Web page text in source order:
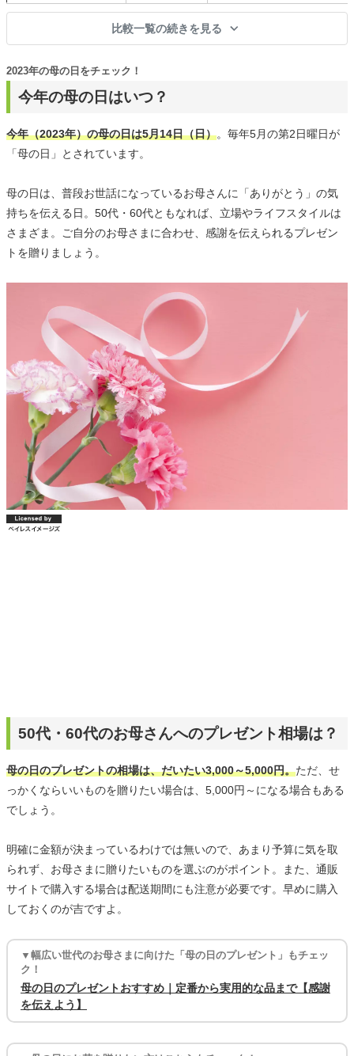
比較一覧の続きを見る
今年の母の日はいつ？
2023年の母の日をチェック！
今年（2023年）の母の日は5月14日（日）。毎年5月の第2日曜日が
「母の日」とされています。
母の日は、普段お世話になっているお母さんに「ありがとう」の気
持ちを伝える日。50代・60代ともなれば、立場やライフスタイルは
さまざま。ご自分のお母さまに合わせ、感謝を伝えられるプレゼン
トを贈りましょう。
50代・60代のお母さんへのプレゼント相場は？
母の日のプレゼントの相場は、だいたい3,000～5,000円。ただ、せ
っかくならいいものを贈りたい場合は、5,000円～になる場合もある
でしょう。
明確に金額が決まっているわけでは無いので、あまり予算に気を取
られず、お母さまに贈りたいものを選ぶのがポイント。また、通販
サイトで購入する場合は配送期間にも注意が必要です。早めに購入
しておくのが吉ですよ。
▼幅広い世代のお母さまに向けた「母の日のプレゼント」もチェッ
ク！
母の日のプレゼントおすすめ｜定番から実用的な品まで【感謝
を伝えよう】